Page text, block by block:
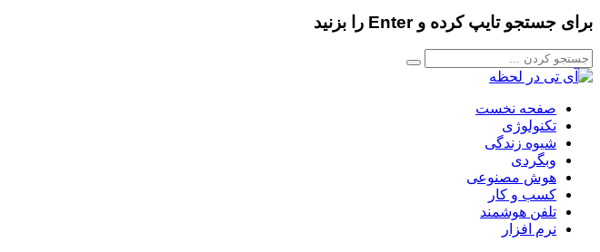
برای جستجو تایپ کرده و Enter را بزنید
صفحه نخست
تکنولوژی
شیوه زندگی
وبگردی
هوش مصنوعی
کسب و کار
تلفن هوشمند
نرم افزار